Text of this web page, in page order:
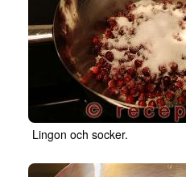
Lingon och socker.